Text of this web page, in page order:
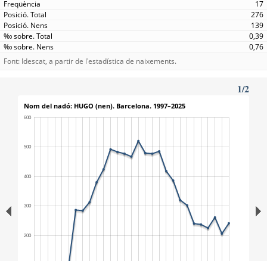
17
276
139
0,39
0,76
Font: Idescat, a partir de l'estadística de naixements.